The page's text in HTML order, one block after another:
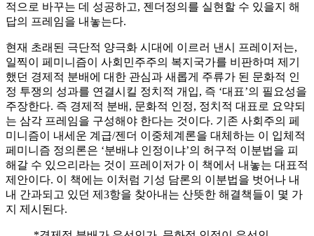
적으로 바꾸는 데 성공하고, 젠더정의를 실현할 수 있을지 해
답의 프레임을 내놓는다.
현재 초래된 극단적 양극화 시대에 이르러 낸시 프레이저는,
일찍이 페미니즘이 사회민주주의 복지국가를 비판하며 제기
했던 경제적 분배에 대한 관심과 새롭게 주류가 된 문화적 인
정 투쟁의 성과를 연결시킬 정치적 개입, 즉 ‘대표’의 필요성을
주장한다. 즉 경제적 분배, 문화적 인정, 정치적 대표로 요약되
는 삼각 프레임을 구성해야 한다는 것이다. 기존 사회주의 페
미니즘이 내세운 계급/젠더 이중체계론을 대체하는 이 입체적
페미니즘 정의론은 ‘분배냐 인정이냐’의 허구적 이분법을 피
해갈 수 있으리라는 것이 프레이저가 이 책에서 내놓는 대표적
제안이다. 이 책에는 이처럼 기성 담론의 이분법을 벗어나 내
내 간과되고 있던 제3항을 찾아내는 산뜻한 해결책들이 몇 가
지 제시된다.